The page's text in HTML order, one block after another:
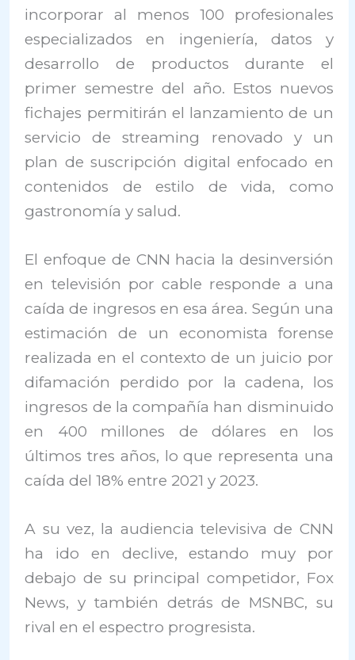
incorporar al menos 100 profesionales
especializados en ingeniería, datos y
desarrollo de productos durante el
primer semestre del año. Estos nuevos
fichajes permitirán el lanzamiento de un
servicio de streaming renovado y un
plan de suscripción digital enfocado en
contenidos de estilo de vida, como
gastronomía y salud.
El enfoque de CNN hacia la desinversión
en televisión por cable responde a una
caída de ingresos en esa área. Según una
estimación de un economista forense
realizada en el contexto de un juicio por
difamación perdido por la cadena, los
ingresos de la compañía han disminuido
en 400 millones de dólares en los
últimos tres años, lo que representa una
caída del 18% entre 2021 y 2023.
A su vez, la audiencia televisiva de CNN
ha ido en declive, estando muy por
debajo de su principal competidor, Fox
News, y también detrás de MSNBC, su
rival en el espectro progresista.